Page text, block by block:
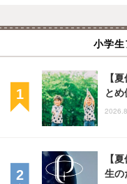
小学生
【
とめ
【
生の